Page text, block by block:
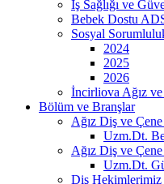
İş Sağlığı ve
Bebek Dostu
Sosyal
2024
2025
2026
İncirliova Ağız
Bölüm ve Branşlar
Ağız Diş ve
Uzm.Dt.
Ağız Diş ve
Uzm.Dt.
Diş Hekimlerimiz